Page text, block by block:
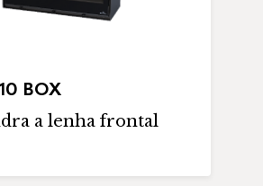
BOX
a lenha frontal